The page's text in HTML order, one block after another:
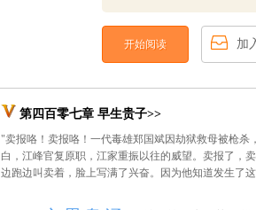
开始阅读 加
第四百零七章 早生贵子>>
"卖报咯！卖报咯！一代毒雄郑国斌因劫狱救母被枪
白，江峰官复原职，江家重振以往的威望。卖报了
边跑边叫卖着，脸上写满了兴奋。因为他知道发生了